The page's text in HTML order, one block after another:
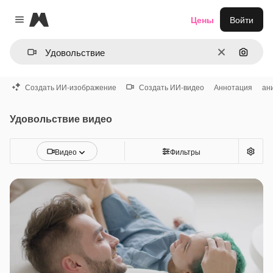
Close menu
Magnific
ОчиститьПоиск
Цены Войти
Создать ИИ-изображение Создать ИИ-видео Аннотация
Удовольствие видео
Видео Фильтры